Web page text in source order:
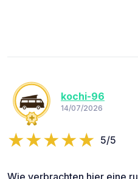
kochi-96
14/07/2026
5/5
Wie verbrachten hier eine